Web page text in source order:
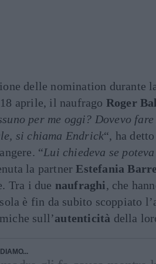
delle nomination durante
aprile, il naufrago Roger
per me oggi? Dovevo
si chiama Endrick“, ha
“Lui chiedeva se
la partnerEstefania
Tra i due naufraghi, che
è fin da subito scoppiato
sull’autenticità della